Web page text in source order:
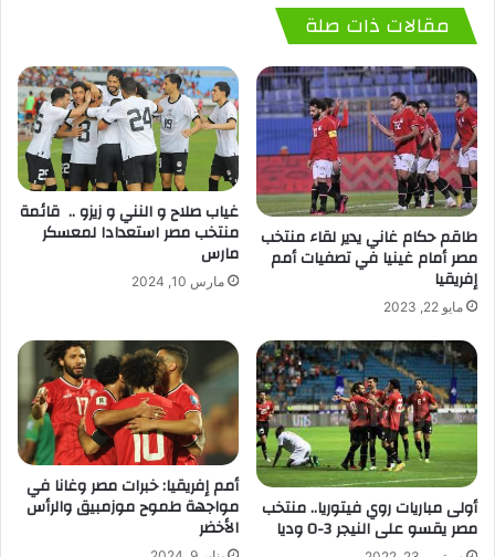
مقالات ذات صلة
طاقم حكام غاني يدير لقاء منتخب
مصر أمام غينيا في تصفيات أمم
إفريقيا
مايو 22, 2023
غياب صلاح و النني و زيزو .. قائمة
منتخب مصر استعدادا لمعسكر
مارس
مارس 10, 2024
أولى مباريات روي فيتوريا.. منتخب
مصر يقسو على النيجر 3-0 وديا
أمم إفريقيا: خبرات مصر وغانا في
مواجهة طموح موزمبيق والرأس
الأخضر